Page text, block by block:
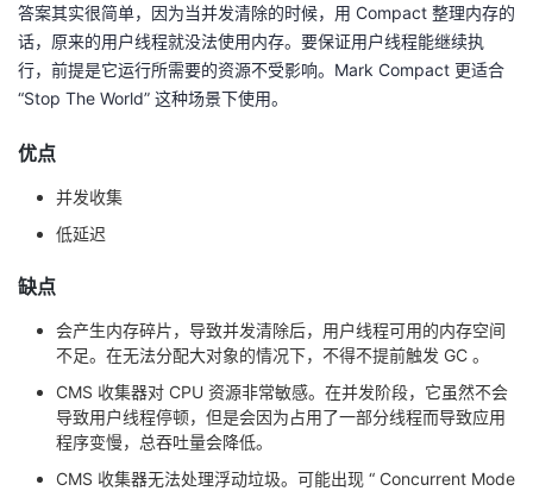
答案其实很简单，因为当并发清除的时候，用 Compact 整理内存的
话，原来的用户线程就没法使用内存。要保证用户线程能继续执
行，前提是它运行所需要的资源不受影响。Mark Compact 更适合
“Stop The World” 这种场景下使用。
优点
并发收集
低延迟
缺点
会产生内存碎片，导致并发清除后，用户线程可用的内存空间
不足。在无法分配大对象的情况下，不得不提前触发 GC 。
CMS 收集器对 CPU 资源非常敏感。在并发阶段，它虽然不会
导致用户线程停顿，但是会因为占用了一部分线程而导致应用
程序变慢，总吞吐量会降低。
CMS 收集器无法处理浮动垃圾。可能出现 “ Concurrent Mode